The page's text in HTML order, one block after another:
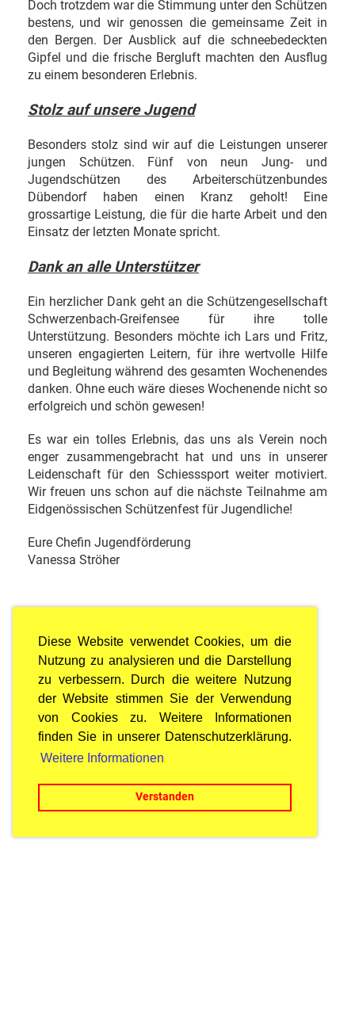
Diese Website verwendet Cookies, um die
Nutzung zu analysieren und die Darstellung
zu verbessern. Durch die weitere Nutzung
der Website stimmen Sie der Verwendung
von Cookies zu. Weitere Informationen
finden Sie in unserer Datenschutzerklärung.
Weitere Informationen
Verstanden
Doch trotzdem war die Stimmung unter den Schützen
bestens, und wir genossen die gemeinsame Zeit in
den Bergen. Der Ausblick auf die schneebedeckten
Gipfel und die frische Bergluft machten den Ausflug
zu einem besonderen Erlebnis.
Stolz auf unsere Jugend
Besonders stolz sind wir auf die Leistungen unserer
jungen Schützen. Fünf von neun Jung- und
Jugendschützen des Arbeiterschützenbundes
Dübendorf haben einen Kranz geholt! Eine
grossartige Leistung, die für die harte Arbeit und den
Einsatz der letzten Monate spricht.
Dank an alle Unterstützer
Ein herzlicher Dank geht an die Schützengesellschaft
Schwerzenbach-Greifensee für ihre tolle
Unterstützung. Besonders möchte ich Lars und Fritz,
unseren engagierten Leitern, für ihre wertvolle Hilfe
und Begleitung während des gesamten Wochenendes
danken. Ohne euch wäre dieses Wochenende nicht so
erfolgreich und schön gewesen!
Es war ein tolles Erlebnis, das uns als Verein noch
enger zusammengebracht hat und uns in unserer
Leidenschaft für den Schiesssport weiter motiviert.
Wir freuen uns schon auf die nächste Teilnahme am
Eidgenössischen Schützenfest für Jugendliche!
Eure Chefin Jugendförderung
Vanessa Ströher